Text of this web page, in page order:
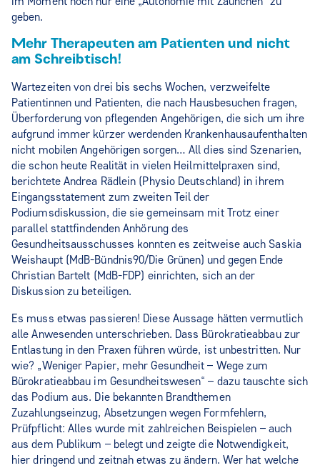
geben.
Mehr Therapeuten am Patienten und nicht
am Schreibtisch!
Wartezeiten von drei bis sechs Wochen, verzweifelte
Patientinnen und Patienten, die nach Hausbesuchen fragen,
Überforderung von pflegenden Angehörigen, die sich um ihre
aufgrund immer kürzer werdenden Krankenhausaufenthalten
nicht mobilen Angehörigen sorgen… All dies sind Szenarien,
die schon heute Realität in vielen Heilmittelpraxen sind,
berichtete Andrea Rädlein (Physio Deutschland) in ihrem
Eingangsstatement zum zweiten Teil der
Podiumsdiskussion, die sie gemeinsam mit Trotz einer
parallel stattfindenden Anhörung des
Gesundheitsausschusses konnten es zeitweise auch Saskia
Weishaupt (MdB-Bündnis90/Die Grünen) und gegen Ende
Christian Bartelt (MdB-FDP) einrichten, sich an der
Diskussion zu beteiligen.
Es muss etwas passieren! Diese Aussage hätten vermutlich
alle Anwesenden unterschrieben. Dass Bürokratieabbau zur
Entlastung in den Praxen führen würde, ist unbestritten. Nur
wie? „Weniger Papier, mehr Gesundheit – Wege zum
Bürokratieabbau im Gesundheitswesen“ – dazu tauschte sich
das Podium aus. Die bekannten Brandthemen
Zuzahlungseinzug, Absetzungen wegen Formfehlern,
Prüfpflicht: Alles wurde mit zahlreichen Beispielen – auch
aus dem Publikum – belegt und zeigte die Notwendigkeit,
hier dringend und zeitnah etwas zu ändern. Wer hat welche